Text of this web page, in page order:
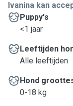
Ivanina kan
Puppy's
<1 jaar
Leeftijden
Alle leeftijden
Hond
0-18 kg